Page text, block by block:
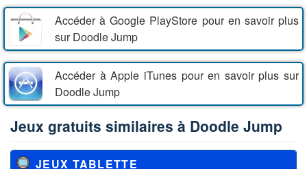
Accéder à Google PlayStore pour en savoir plus
sur Doodle Jump
Accéder à Apple iTunes pour en savoir plus sur
Doodle Jump
Jeux gratuits similaires à Doodle Jump
JEUX TABLETTE